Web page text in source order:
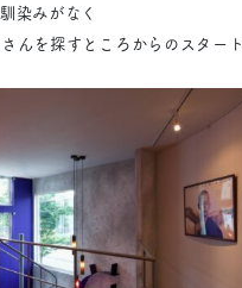
染みがなく
んを探すところからのスタート